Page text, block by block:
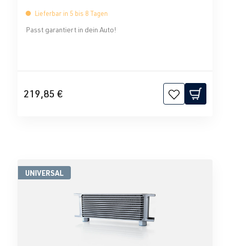
Lieferbar in 5 bis 8 Tagen
Passt garantiert in dein Auto!
219,85 €
UNIVERSAL